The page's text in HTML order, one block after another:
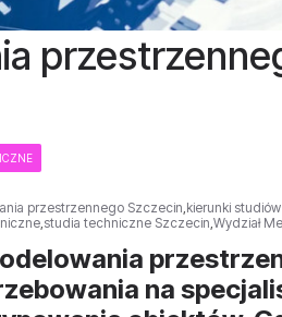
przestrzennego Szczecin kierunki
studia techniczne Szczecin Wydział
na